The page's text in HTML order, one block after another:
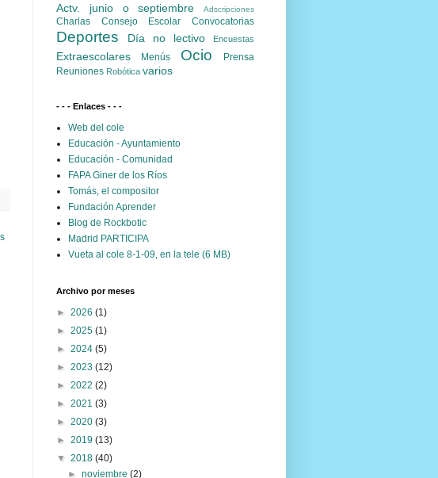
Actv. junio o septiembre Adscripciones
Charlas Consejo Escolar Convocatorias
Deportes Día no lectivo Encuestas
Extraescolares Menús Ocio
Prensa
Reuniones Robótica varios
- - - Enlaces - - -
Web del cole
Educación - Ayuntamiento
Educación - Comunidad
FAPA Giner de los Ríos
Tomás, el compositor
Fundación Aprender
Blog de Rockbotic
Madrid PARTICIPA
Vueta al cole 8-1-09, en la tele (6 MB)
Archivo por meses
► 2026 (1)
► 2025 (1)
► 2024 (5)
► 2023 (12)
► 2022 (2)
► 2021 (3)
► 2020 (3)
► 2019 (13)
▼ 2018 (40)
►noviembre(2)